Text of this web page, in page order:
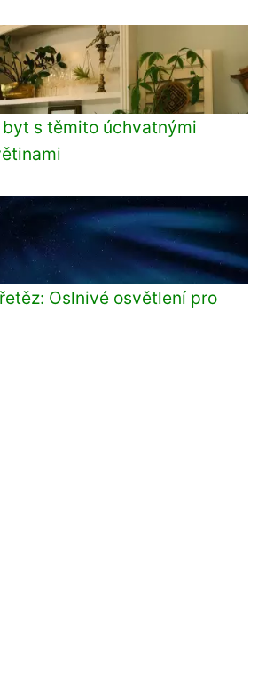
s těmito úchvatnými
Oslnivé osvětlení pro